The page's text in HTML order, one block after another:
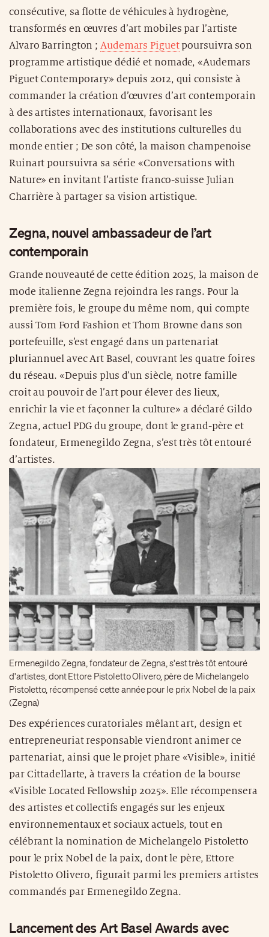
consécutive, sa flotte de véhicules à hydrogène,
transformés en œuvres d’art mobiles par l’artiste
Alvaro Barrington ; Audemars Piguetpoursuivra son
programme artistique dédié et nomade, «Audemars
Piguet Contemporary» depuis 2012, qui consiste à
commander la création d’œuvres d’art contemporain
à des artistes internationaux, favorisant les
collaborations avec des institutions culturelles du
monde entier ; De son côté, la maison champenoise
Ruinart poursuivra sa série «Conversations with
Nature» en invitant l’artiste franco-suisse Julian
Charrière à partager sa vision artistique.
Zegna, nouvel ambassadeur de l’art
contemporain
Grande nouveauté de cette édition 2025, la maison de
mode italienne Zegna rejoindra les rangs. Pour la
première fois, le groupe du même nom, qui compte
aussi Tom Ford Fashion et Thom Browne dans son
portefeuille, s’est engagé dans un partenariat
pluriannuel avec Art Basel, couvrant les quatre foires
du réseau. «Depuis plus d’un siècle, notre famille
croit au pouvoir de l’art pour élever des lieux,
enrichir la vie et façonner la culture» a déclaré Gildo
Zegna, actuel PDG du groupe, dont le grand-père et
fondateur, Ermenegildo Zegna, s’est très tôt entouré
d’artistes.
Ermenegildo Zegna, fondateur de Zegna, s'est très tôt entouré
d'artistes, dont Ettore Pistoletto Olivero, père de Michelangelo
Pistoletto, récompensé cette année pour le prix Nobel de la paix
(Zegna)
Des expériences curatoriales mêlant art, design et
entrepreneuriat responsable viendront animer ce
partenariat, ainsi que le projet phare «Visible», initié
par Cittadellarte, à travers la création de la bourse
«Visible Located Fellowship 2025». Elle récompensera
des artistes et collectifs engagés sur les enjeux
environnementaux et sociaux actuels, tout en
célébrant la nomination de Michelangelo Pistoletto
pour le prix Nobel de la paix, dont le père, Ettore
Pistoletto Olivero, figurait parmi les premiers artistes
commandés par Ermenegildo Zegna.
Lancement des Art Basel Awards avec